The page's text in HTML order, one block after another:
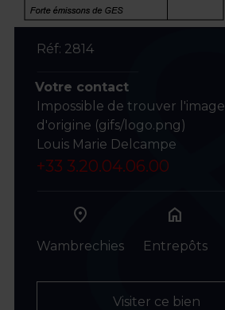
Réf: 2814
Votre contact
Impossible de trouver l'image
d'origine (gifs/logo.png)
Louis Marie Delcampe
+33 3.20.04.06.00
Wambrechies
home
Entrepôts
Visiter ce bien